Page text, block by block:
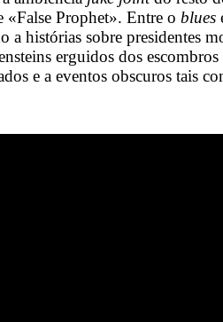
«False Prophet». Entre o blues
a histórias sobre presidentes
erguidos dos
e a eventos obscuros tais